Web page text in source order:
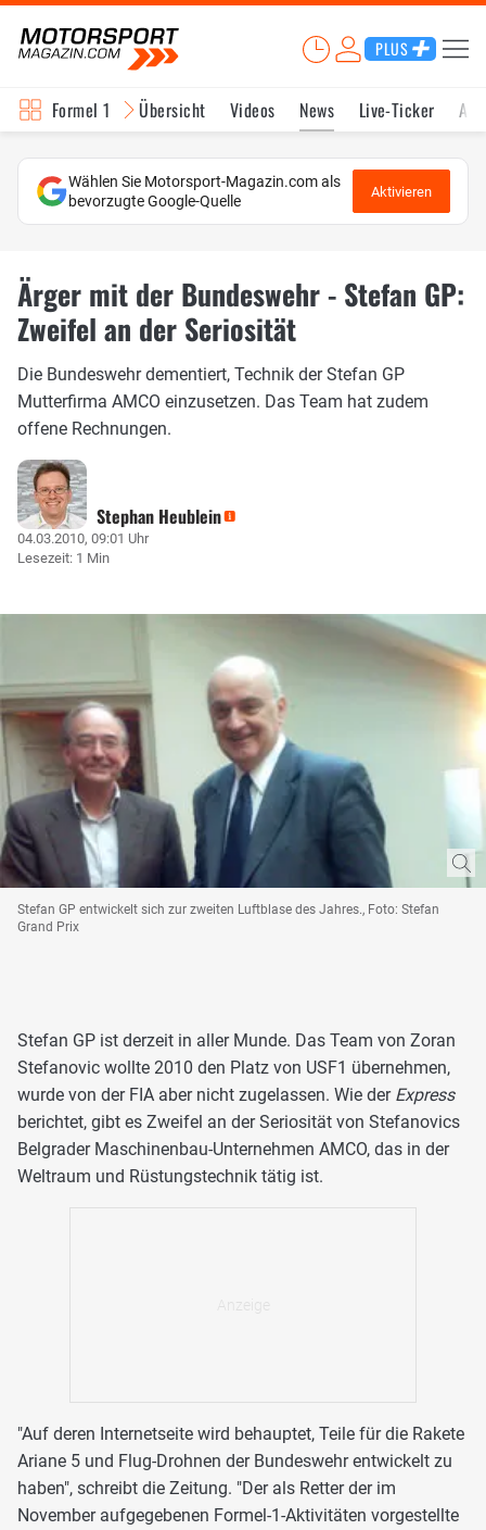
PLUS
Formel 1 Übersicht Videos News Live-Ticker
Wählen Sie Motorsport-Magazin.com als
bevorzugte Google-Quelle
Aktivieren
Ärger mit der Bundeswehr - Stefan GP:
Zweifel an der Seriosität
Die Bundeswehr dementiert, Technik der Stefan GP
Mutterfirma AMCO einzusetzen. Das Team hat zudem
offene Rechnungen.
Stephan Heublein
04.03.2010, 09:01 Uhr
Lesezeit: 1 Min
Stefan GP entwickelt sich zur zweiten Luftblase des Jahres., Foto: Stefan
Grand Prix
Stefan GP ist derzeit in aller Munde. Das Team von Zoran
Stefanovic wollte 2010 den Platz von USF1 übernehmen,
wurde von der FIA aber nicht zugelassen. Wie der Express
berichtet, gibt es Zweifel an der Seriosität von Stefanovics
Belgrader Maschinenbau-Unternehmen AMCO, das in der
Weltraum und Rüstungstechnik tätig ist.
"Auf deren Internetseite wird behauptet, Teile für die Rakete
Ariane 5 und Flug-Drohnen der Bundeswehr entwickelt zu
haben", schreibt die Zeitung. "Der als Retter der im
November aufgegebenen Formel-1-Aktivitäten vorgestellte